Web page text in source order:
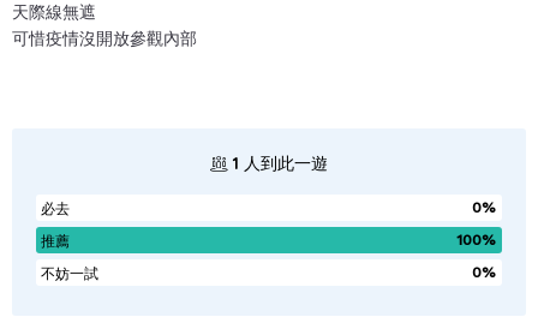
天際線無遮
可惜疫情沒開放參觀內部
1 人到此一遊
必去
0%
推薦
100%
不妨一試
0%